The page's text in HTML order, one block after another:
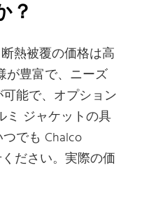
？
熱被覆の価格は高
が豊富で、ニーズ
能で、オプション
ミ ジャケットの具
でも Chalco
ださい。実際の価